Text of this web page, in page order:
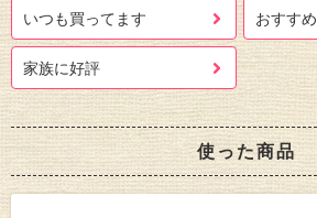
いつも買ってます おすすめ
家族に好評
使った商品